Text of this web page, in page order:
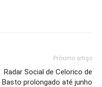
Próximo artigo
Radar Social de Celorico de
Basto prolongado até junho